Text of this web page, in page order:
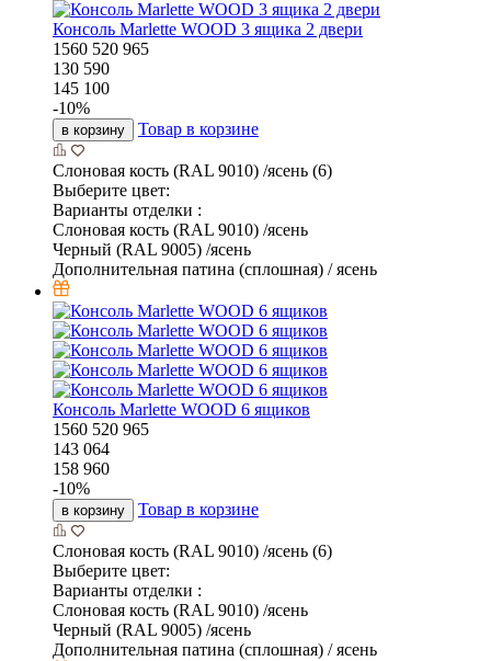
Консоль Marlette WOOD 3 ящика 2 двери
1560 520 965
130 590
145 100
-10%
в корзину Товар в корзине
Слоновая кость (RAL 9010) /ясень (6)
Выберите цвет:
Варианты отделки :
Слоновая кость (RAL 9010) /ясень
Черный (RAL 9005) /ясень
Дополнительная патина (сплошная) / ясень
Консоль Marlette WOOD 6 ящиков
1560 520 965
143 064
158 960
-10%
в корзину Товар в корзине
Слоновая кость (RAL 9010) /ясень (6)
Выберите цвет:
Варианты отделки :
Слоновая кость (RAL 9010) /ясень
Черный (RAL 9005) /ясень
Дополнительная патина (сплошная) / ясень